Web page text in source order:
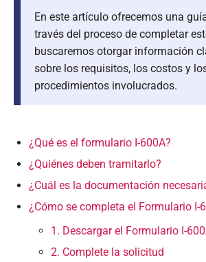
En este artículo ofrecemos una
través del proceso de completar
buscaremos otorgar información
sobre los requisitos, los costos y
procedimientos involucrados.
¿Qué es el formulario I-600A?
¿Quiénes deben tramitarlo?
¿Cuál es la documentación
¿Cómo se completa el Formulario I-
1. Descargar el Formulario I-
2. Complete la solicitud